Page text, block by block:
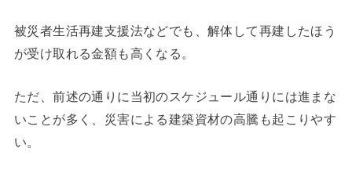
被災者生活再建支援法などでも、解体して再建したほう
が受け取れる金額も高くなる。
ただ、前述の通りに当初のスケジュール通りには進まな
いことが多く、災害による建築資材の高騰も起こりやす
い。